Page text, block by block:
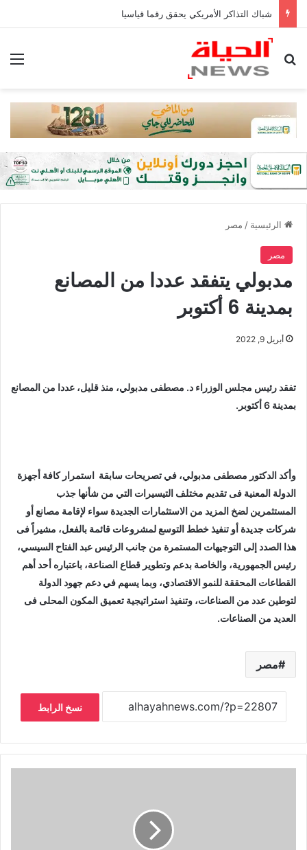
شباك التذاكر الأمريكي يحقق رقما قياسيا
بحث عن
الرئيسية / مصر
مصر
مدبولي يتفقد عددا من المصانع
بمدينة 6 أكتوبر
أبريل 9, 2022
تفقد رئيس مجلس الوزراء د. مصطفى مدبولي، منذ قليل، عددا من المصانع
بمدينة 6 أكتوبر.
وأكد الدكتور مصطفى مدبولي، في تصريحات سابقة استمرار كافة أجهزة
الدولة المعنية فى تقديم مختلف التيسيرات التي من شأنها جذب
المستثمرين لضخ المزيد من الاستثمارات الجديدة سواء لإقامة مصانع أو
شركات جديدة أو تنفيذ خطط التوسع لمشروعات قائمة بالفعل، مشيراً فى
هذا الصدد إلى التوجيهات المستمرة من جانب الرئيس عبد الفتاح السيسي،
رئيس الجمهورية، والخاصة بدعم وتطوير قطاع الصناعة، باعتباره أحد أهم
القطاعات المحققة للنمو الاقتصادي، وبما يسهم في دعم جهود الدولة
لتوطين عدد من الصناعات، وتنفيذ استراتيجية تعميق المكون المحلى فى
العديد من الصناعات.
مصر
نسخ الرابط